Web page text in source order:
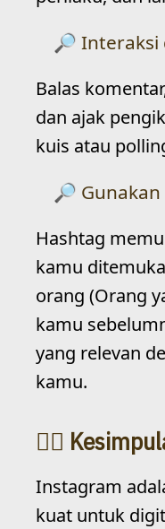
Interaksi
Balas
dan ajak
kuis atau
Hashtag
kamu
orang (Orang
kamu
yang relevan
kamu.
Instagram
kuat untuk